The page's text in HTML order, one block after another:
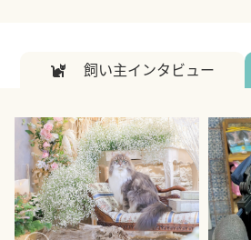
飼い主インタビュー